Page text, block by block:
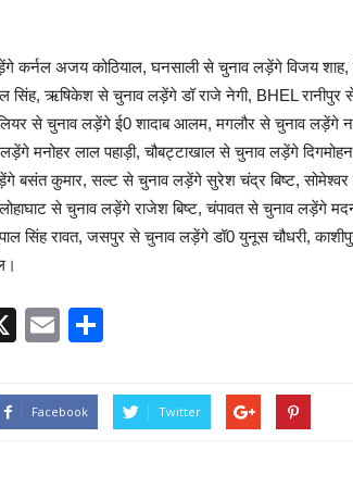
कर्नल अजय कोठियाल, घनसाली से चुनाव लड़ेंगे विजय
सिंह, ऋषिकेश से चुनाव लड़ेंगे डॉ राजे नेगी, BHEL रानीपुर
से चुनाव लड़ेंगे ई0 शादाब आलम, मगलौर से चुनाव लड़ेंगे
लड़ेंगे मनोहर लाल पहाड़ी, चौबट्टाखाल से चुनाव लड़ेंगे
बसंत कुमार, सल्ट से चुनाव लड़ेंगे सुरेश चंद्र बिष्ट,
से चुनाव लड़ेंगे राजेश बिष्ट, चंपावत से चुनाव लड़ेंगे
सिंह रावत, जसपुर से चुनाव लड़ेंगे डॉ0 युनूस चौधरी,
X Email
Facebook Twitter